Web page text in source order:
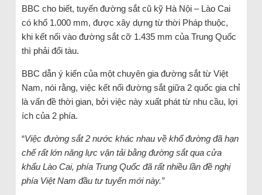
BBC cho biết, tuyến đường sắt cũ kỹ Hà Nội – Lào Cai
có khổ 1.000 mm, được xây dựng từ thời Pháp thuộc,
khi kết nối vào đường sắt cỡ 1.435 mm của Trung Quốc
thì phải đổi tàu.
BBC dẫn ý kiến của một chuyên gia đường sắt từ Việt
Nam, nói rằng, việc kết nối đường sắt giữa 2 quốc gia chỉ
là vấn đề thời gian, bởi việc này xuất phát từ nhu cầu, lợi
ích của 2 phía.
“Việc đường sắt 2 nước khác nhau về khổ đường đã hạn
chế rất lớn năng lực vận tải bằng đường sắt qua cửa
khẩu Lào Cai, phía Trung Quốc đã rất nhiều lần đề nghị
phía Việt Nam đầu tư tuyến mới này.”